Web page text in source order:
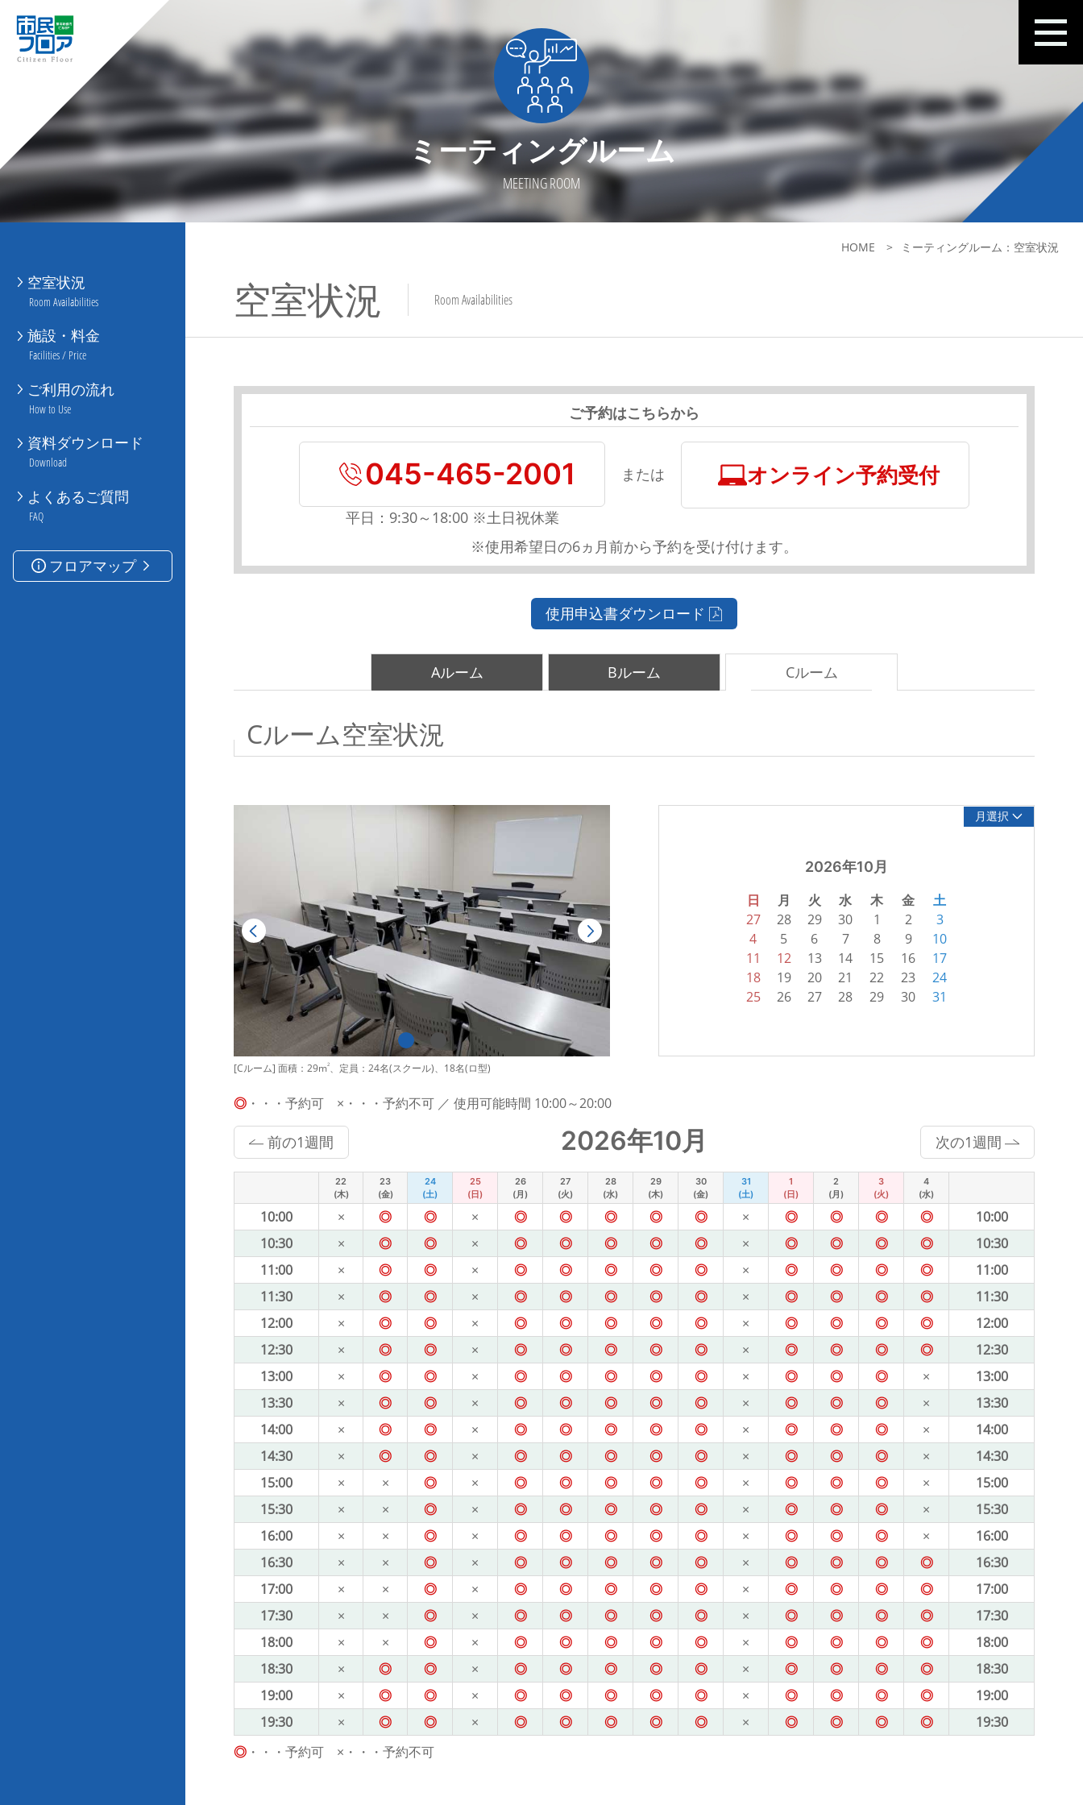
ミーティングルーム
MEETING ROOM
空室状況
Room Availabilities
施設・料金
Facilities / Price
ご利用の流れ
How to Use
資料ダウンロード
Download
よくあるご質問
FAQ
フロアマップ
HOME ミーティングルーム：空室状況
空室状況 Room Availabilities
ご予約はこちらから
045-465-2001
平日：9:30～18:00 ※土日祝休業
または オンライン予約受付
※使用希望日の6ヵ月前から予約を受け付けます。
使用申込書ダウンロード
Aルーム Bルーム Cルーム
Cルーム空室状況
[Cルーム] 面積：29m2、定員：24名(スクール)、18名(ロ型)
月選択
2026年10月
日 月 火 水 木 金 土
27 28 29 30 1 2
3
4
5 6 7 8 9
10
11
12 13 14 15 16
17
18
19 20 21 22 23
24
25
26 27 28 29 30 31
◎ ・・・予約可 ×・・・予約不可 ／ 使用可能時間 10:00～20:00
2026年10月
前の1週間 次の1週間
22
(木)
23
(金)
24
(土)
25
(日)
26
(月)
27
(火)
28
(水)
29
(木)
30
(金)
31
(土)
1
(日)
2
(月)
3
(火)
4
(水)
10:00 × ◎ ◎ × ◎ ◎ ◎ ◎ ◎ × ◎ ◎ ◎ ◎
10:00
10:30
× ◎ ◎ × ◎ ◎ ◎ ◎ ◎ × ◎ ◎ ◎ ◎
10:30
11:00
× ◎ ◎ × ◎ ◎ ◎ ◎ ◎ × ◎ ◎ ◎ ◎
11:00
11:30
× ◎ ◎ × ◎ ◎ ◎ ◎ ◎ × ◎ ◎ ◎ ◎
11:30
12:00
× ◎ ◎ × ◎ ◎ ◎ ◎ ◎ × ◎ ◎ ◎ ◎
12:00
12:30
× ◎ ◎ × ◎ ◎ ◎ ◎ ◎ × ◎ ◎ ◎ ◎
12:30
13:00
× ◎ ◎ × ◎ ◎ ◎ ◎ ◎ × ◎ ◎ ◎ ×
13:00
13:30
× ◎ ◎ × ◎ ◎ ◎ ◎ ◎ × ◎ ◎ ◎ ×
13:30
14:00
× ◎ ◎ × ◎ ◎ ◎ ◎ ◎ × ◎ ◎ ◎ ×
14:00
14:30
× ◎ ◎ × ◎ ◎ ◎ ◎ ◎ × ◎ ◎ ◎ ×
14:30
15:00
× × ◎ × ◎ ◎ ◎ ◎ ◎ × ◎ ◎ ◎ ×
15:00
15:30
× × ◎ × ◎ ◎ ◎ ◎ ◎ × ◎ ◎ ◎ ×
15:30
16:00
× × ◎ × ◎ ◎ ◎ ◎ ◎ × ◎ ◎ ◎ ×
16:00
16:30
× × ◎ × ◎ ◎ ◎ ◎ ◎ × ◎ ◎ ◎ ◎
16:30
17:00
× × ◎ × ◎ ◎ ◎ ◎ ◎ × ◎ ◎ ◎ ◎
17:00
17:30
× × ◎ × ◎ ◎ ◎ ◎ ◎ × ◎ ◎ ◎ ◎
17:30
18:00
× × ◎ × ◎ ◎ ◎ ◎ ◎ × ◎ ◎ ◎ ◎
18:00
18:30
× ◎ ◎ × ◎ ◎ ◎ ◎ ◎ × ◎ ◎ ◎ ◎
18:30
19:00
× ◎ ◎ × ◎ ◎ ◎ ◎ ◎ × ◎ ◎ ◎ ◎
19:00
19:30
× ◎ ◎ × ◎ ◎ ◎ ◎ ◎ × ◎ ◎ ◎ ◎
19:30
◎ ・・・予約可 ×・・・予約不可